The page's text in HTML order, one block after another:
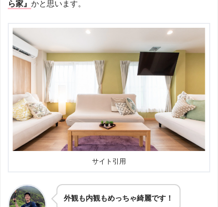
ら家』 かと思います。
サイト引用
外観も内観もめっちゃ綺麗です！